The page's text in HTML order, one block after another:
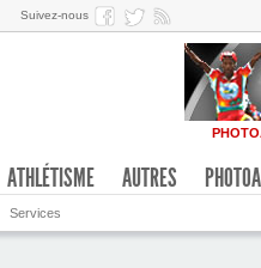
Suivez-nous
Services
ATHLÉTISME AUTRES